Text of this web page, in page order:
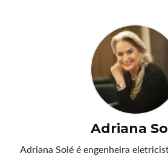
Adriana
Adriana Solé é engenheira